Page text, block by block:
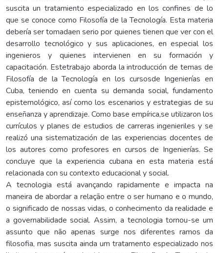
suscita un tratamiento especializado en los confines de lo
que se conoce como Filosofía de la Tecnología. Esta materia
debería ser tomadaen serio por quienes tienen que ver con el
desarrollo tecnológico y sus aplicaciones, en especial los
ingenieros y quienes intervienen en su formación y
capacitación. Estetrabajo aborda la introducción de temas de
Filosofía de la Tecnología en los cursosde Ingenierías en
Cuba, teniendo en cuenta su demanda social, fundamento
epistemológico, así como los escenarios y estrategias de su
enseñanza y aprendizaje. Como base empírica,se utilizaron los
currículos y planes de estudios de carreras ingenieriles y se
realizó una sistematización de las experiencias docentes de
los autores como profesores en cursos de Ingenierías. Se
concluye que la experiencia cubana en esta materia está
relacionada con su contexto educacional y social.
A tecnologia está avançando rapidamente e impacta na
maneira de abordar a relação entre o ser humano e o mundo,
o significado de nossas vidas, o conhecimento da realidade e
a governabilidade social. Assim, a tecnologia tornou-se um
assunto que não apenas surge nos diferentes ramos da
filosofia, mas suscita ainda um tratamento especializado nos